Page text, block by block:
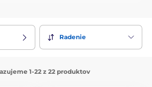
Radenie
1-22 z 22 produktov